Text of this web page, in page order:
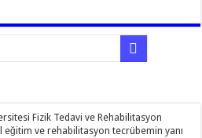
Fizik Tedavi ve Rehabilitasyon
eğitim ve rehabilitasyon tecrübemin yanı